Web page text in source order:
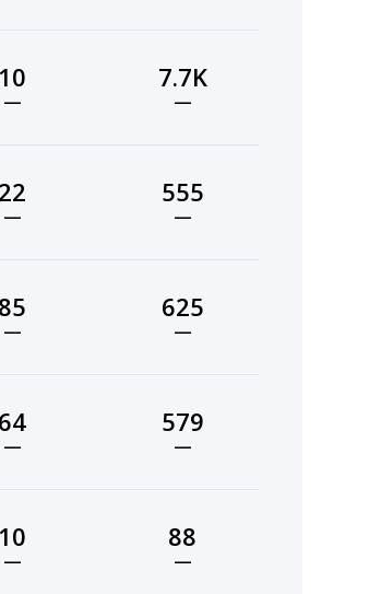
10
—
7.7K
—
22
—
555
—
85
—
625
—
64
—
579
—
10
—
88
—